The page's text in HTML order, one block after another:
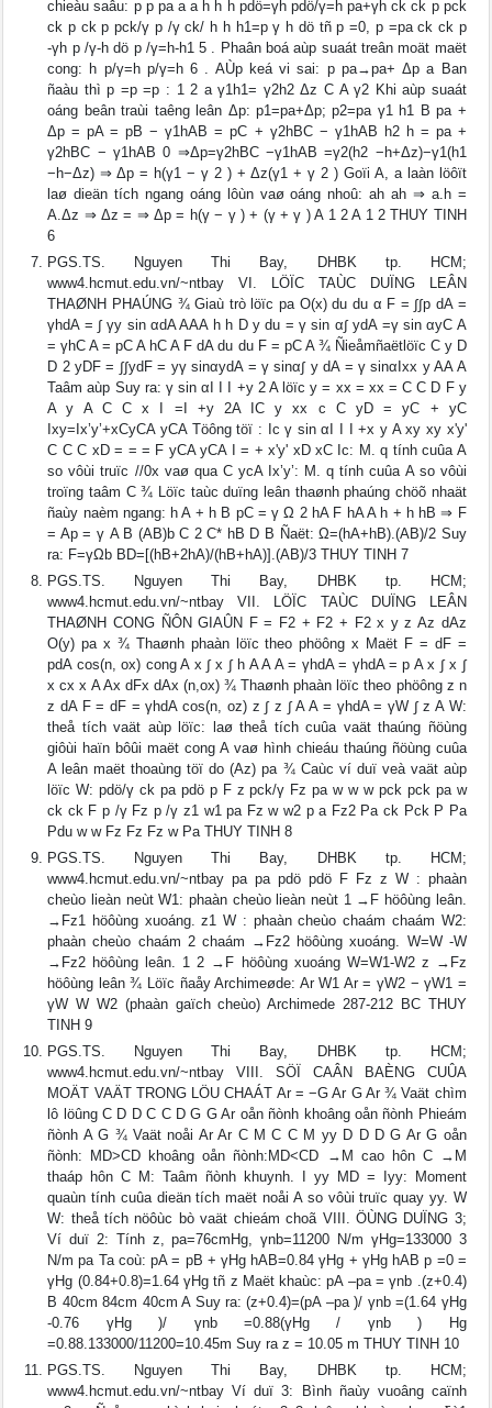
chieàu saâu: p p pa a a h h h pdö=γh pdö/γ=h pa+γh ck ck p pck
ck p ck p pck/γ p /γ ck/ h h h1=p γ h dö tñ p =0, p =pa ck ck p
-γh p /γ-h dö p /γ=h-h1 5 . Phaân boá aùp suaát treân moät maët
cong: h p/γ=h p/γ=h 6 . AÙp keá vi sai: p pa→pa+ Δp a Ban
ñaàu thì p =p =p : 1 2 a γ1h1= γ2h2 Δz C A γ2 Khi aùp suaát
oáng beân traùi taêng leân Δp: p1=pa+Δp; p2=pa γ1 h1 B pa +
Δp = pA = pB − γ1hAB = pC + γ2hBC − γ1hAB h2 h = pa +
γ2hBC − γ1hAB 0 ⇒Δp=γ2hBC −γ1hAB =γ2(h2 −h+Δz)−γ1(h1
−h−Δz) ⇒ Δp = h(γ1 − γ 2 ) + Δz(γ1 + γ 2 ) Goïi A, a laàn löôït
laø dieän tích ngang oáng lôùn vaø oáng nhoû: ah ah ⇒ a.h =
A.Δz ⇒ Δz = ⇒ Δp = h(γ − γ ) + (γ + γ ) A 1 2 A 1 2 THUY TINH
6
PGS.TS. Nguyen Thi Bay, DHBK tp. HCM;
www4.hcmut.edu.vn/~ntbay VI. LÖÏC TAÙC DUÏNG LEÂN
THAØNH PHAÚNG ¾ Giaù trò löïc pa O(x) du du α F = ∫∫p dA =
γhdA = ∫ γy sin αdA AAA h h D y du = γ sin α∫ ydA =γ sin αyC A
= γhC A = pC A hC A F dA du du F = pC A ¾ Ñieåmñaëtlöïc C y D
D 2 yDF = ∫∫ydF = yγ sinαydA = γ sinα∫ y dA = γ sinαIxx y AA A
Taâm aùp Suy ra: γ sin αI I I +y 2 A löïc y = xx = xx = C C D F y
A y A C C x I =I +y 2A IC y xx c C yD = yC + yC
Ixy=Ix’y’+xCyCA yCA Töông töï : Ic γ sin αI I I +x y A xy xy x'y'
C C C xD = = = F yCA yCA I = + x'y' xD xC Ic: M. q tính cuûa A
so vôùi truïc //0x vaø qua C ycA Ix’y’: M. q tính cuûa A so vôùi
troïng taâm C ¾ Löïc taùc duïng leân thaønh phaúng chöõ nhaät
ñaùy naèm ngang: h A + h B pC = γ Ω 2 hA F hA A h + h hB ⇒ F
= Ap = γ A B (AB)b C 2 C* hB D B Ñaët: Ω=(hA+hB).(AB)/2 Suy
ra: F=γΩb BD=[(hB+2hA)/(hB+hA)].(AB)/3 THUY TINH 7
PGS.TS. Nguyen Thi Bay, DHBK tp. HCM;
www4.hcmut.edu.vn/~ntbay VII. LÖÏC TAÙC DUÏNG LEÂN
THAØNH CONG ÑÔN GIAÛN F = F2 + F2 + F2 x y z Az dAz
O(y) pa x ¾ Thaønh phaàn löïc theo phöông x Maët F = dF =
pdA cos(n, ox) cong A x ∫ x ∫ h A A A = γhdA = γhdA = p A x ∫ x ∫
x cx x A Ax dFx dAx (n,ox) ¾ Thaønh phaàn löïc theo phöông z n
z dA F = dF = γhdA cos(n, oz) z ∫ z ∫ A A = γhdA = γW ∫ z A W:
theå tích vaät aùp löïc: laø theå tích cuûa vaät thaúng ñöùng
giôùi haïn bôûi maët cong A vaø hình chieáu thaúng ñöùng cuûa
A leân maët thoaùng töï do (Az) pa ¾ Caùc ví duï veà vaät aùp
löïc W: pdö/γ ck pa pdö p F z pck/γ Fz pa w w w pck pck pa w
ck ck F p /γ Fz p /γ z1 w1 pa Fz w w2 p a Fz2 Pa ck Pck P Pa
Pdu w w Fz Fz Fz w Pa THUY TINH 8
PGS.TS. Nguyen Thi Bay, DHBK tp. HCM;
www4.hcmut.edu.vn/~ntbay pa pa pdö pdö F Fz z W : phaàn
cheùo lieàn neùt W1: phaàn cheùo lieàn neùt 1 →F höôùng leân.
→Fz1 höôùng xuoáng. z1 W : phaàn cheùo chaám chaám W2:
phaàn cheùo chaám 2 chaám →Fz2 höôùng xuoáng. W=W -W
→Fz2 höôùng leân. 1 2 →F höôùng xuoáng W=W1-W2 z →Fz
höôùng leân ¾ Löïc ñaåy Archimeøde: Ar W1 Ar = γW2 − γW1 =
γW W W2 (phaàn gaïch cheùo) Archimede 287-212 BC THUY
TINH 9
PGS.TS. Nguyen Thi Bay, DHBK tp. HCM;
www4.hcmut.edu.vn/~ntbay VIII. SÖÏ CAÂN BAÈNG CUÛA
MOÄT VAÄT TRONG LÖU CHAÁT Ar = −G Ar G Ar ¾ Vaät chìm
lô löûng C D D C C D G G Ar oån ñònh khoâng oån ñònh Phieám
ñònh A G ¾ Vaät noåi Ar Ar C M C C M yy D D D G Ar G oån
ñònh: MD>CD khoâng oån ñònh:MD<CD →M cao hôn C →M
thaáp hôn C M: Taâm ñònh khuynh. I yy MD = Iyy: Moment
quaùn tính cuûa dieän tích maët noåi A so vôùi truïc quay yy. W
W: theå tích nöôùc bò vaät chieám choã VIII. ÖÙNG DUÏNG 3;
Ví duï 2: Tính z, pa=76cmHg, γnb=11200 N/m γHg=133000 3
N/m pa Ta coù: pA = pB + γHg hAB=0.84 γHg + γHg hAB p =0 =
γHg (0.84+0.8)=1.64 γHg tñ z Maët khaùc: pA –pa = γnb .(z+0.4)
B 40cm 84cm 40cm A Suy ra: (z+0.4)=(pA –pa )/ γnb =(1.64 γHg
-0.76 γHg )/ γnb =0.88(γHg / γnb ) Hg
=0.88.133000/11200=10.45m Suy ra z = 10.05 m THUY TINH 10
PGS.TS. Nguyen Thi Bay, DHBK tp. HCM;
www4.hcmut.edu.vn/~ntbay Ví duï 3: Bình ñaùy vuoâng caïnh